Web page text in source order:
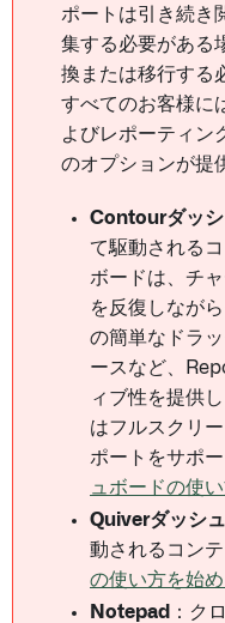
ポートは引き続き
集する必要がある
換または移行する
すべてのお客様に
よびレポーティン
のオプションが提
Contourダッシ
て駆動される
ボードは、チ
を反復しなが
の簡単なドラ
ースなど、
ィブ性を提供
はフルスクリ
ポートをサポ
ュボードの使
Quiverダッシ
動されるコンテ
の使い方を始め
Notepad
：ク